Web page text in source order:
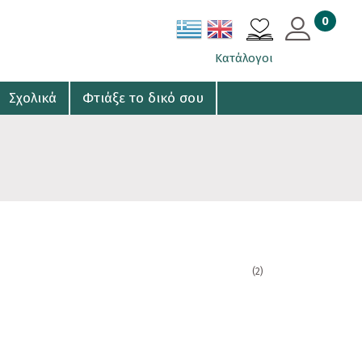
0
Κατάλογοι
Σχολικά Φτιάξε το δικό σου
(2)